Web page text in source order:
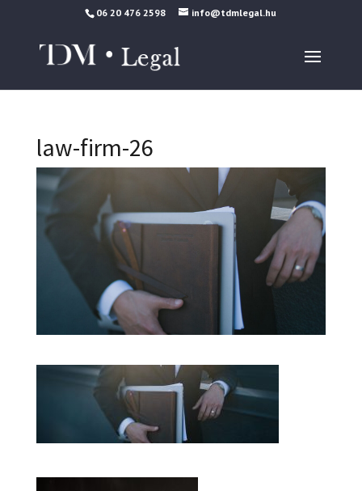
06 20 476 2598 info@tdmlegal.hu
law-firm-26